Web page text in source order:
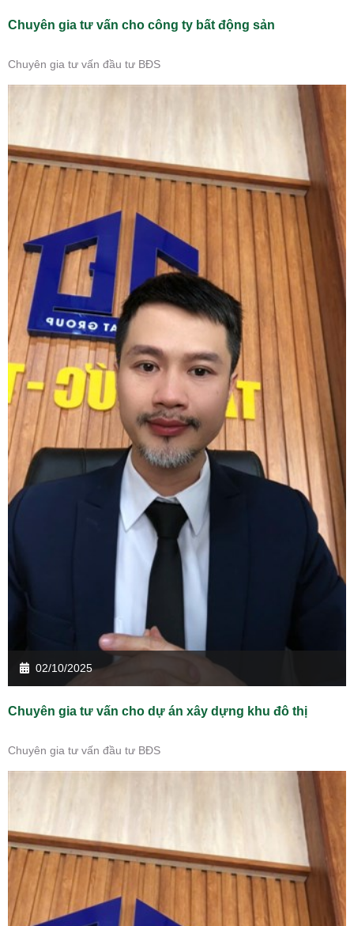
Chuyên gia tư vấn cho công ty bất động sản
Chuyên gia tư vấn đầu tư BĐS
02/10/2025
Chuyên gia tư vấn cho dự án xây dựng khu đô thị
Chuyên gia tư vấn đầu tư BĐS